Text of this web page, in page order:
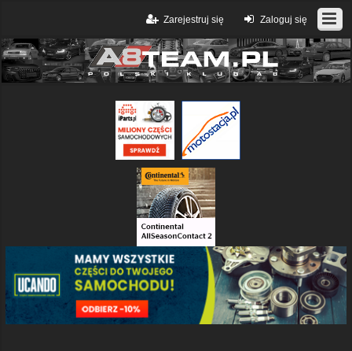
Zaloguj się
Zarejestruj się